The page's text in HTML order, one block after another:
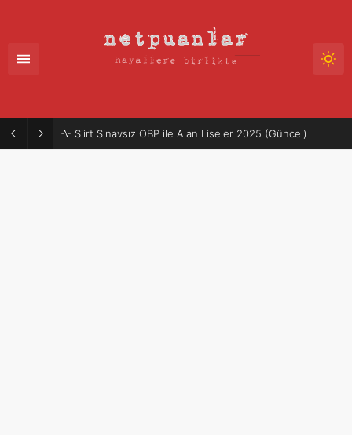
Siirt Sınavsız OBP ile Alan Liseler 2025 (Güncel)